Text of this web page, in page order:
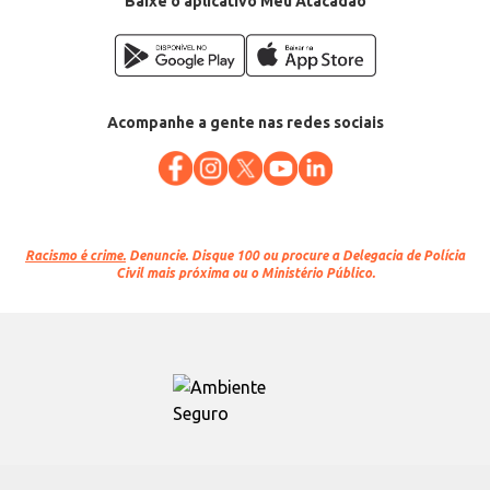
Acompanhe a gente nas redes sociais
Racismo é crime. Denuncie. Disque 100 ou procure a Delegacia de Polícia
Civil mais próxima ou o Ministério Público.